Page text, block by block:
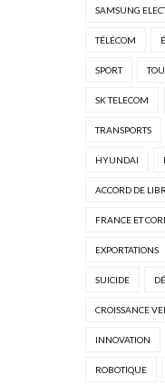
SAMSUNG
TÉLÉCOM
SPORT
SK TELECOM
TRANSPORTS
HYUNDAI
ACCORD DE
FRANCE ET
EXPORTATIONS
SUICIDE
CROISSANCE
INNOVATION
ROBOTIQUE